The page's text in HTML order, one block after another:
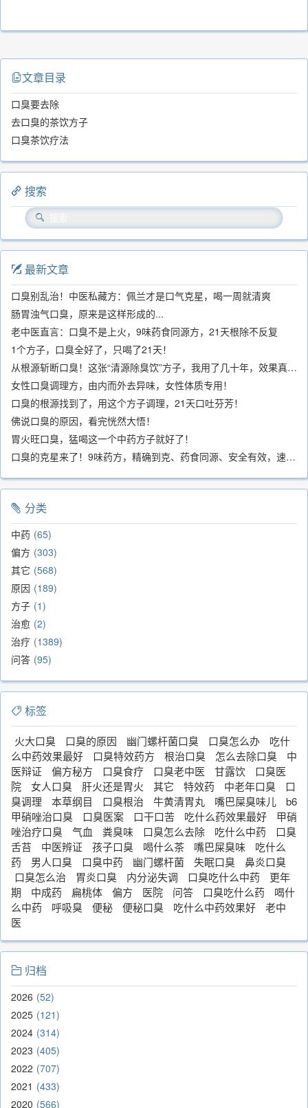
文章目录
口臭要去除
去口臭的茶饮方子
口臭茶饮疗法
搜索
最新文章
口臭别乱治！中医私藏方：佩兰才是口气克星，喝一周就清爽
肠胃浊气口臭，原来是这样形成的...
老中医直言：口臭不是上火，9味药食同源方，21天根除不反复
1个方子，口臭全好了，只喝了21天！
从根源斩断口臭！这张“清源除臭饮”方子，我用了几十年，效果真不错
女性口臭调理方，由内而外去异味，女性体质专用！
口臭的根源找到了，用这个方子调理，21天口吐芬芳！
佛说口臭的原因，看完恍然大悟！
胃火旺口臭，猛喝这一个中药方子就好了！
口臭的克星来了！9味药方，精确到克、药食同源、安全有效，速看！
分类
中药 65
偏方 303
其它 568
原因 189
方子 1
治愈 2
治疗 1389
问答 95
标签
火大口臭 口臭的原因 幽门螺杆菌口臭 口臭怎么办
吃什
么中药效果最好
口臭特效药方 根治口臭 怎么去除口臭
中
医辩证
偏方秘方 口臭食疗 口臭老中医 甘露饮
口臭医
院
女人口臭 肝火还是胃火 其它 特效药 中老年口臭
口
臭调理
本草纲目 口臭根治 牛黄清胃丸 嘴巴屎臭味儿
b6
甲硝唑治口臭
口臭医案 口干口苦 吃什么药效果最好
甲硝
唑治疗口臭
气血 粪臭味 口臭怎么去除 吃什么中药
口臭
舌苔
中医辨证 孩子口臭 喝什么茶 嘴巴屎臭味
吃什么
药
男人口臭 口臭中药 幽门螺杆菌 失眠口臭
鼻炎口臭
口臭怎么治
胃炎口臭 内分泌失调 口臭吃什么中药
更年
期
中成药 扁桃体 偏方 医院 问答 口臭吃什么药
喝什
么中药
呼吸臭 便秘 便秘口臭 吃什么中药效果好
老中
医
归档
2026 52
2025 121
2024 314
2023 405
2022 707
2021
433
2020 566